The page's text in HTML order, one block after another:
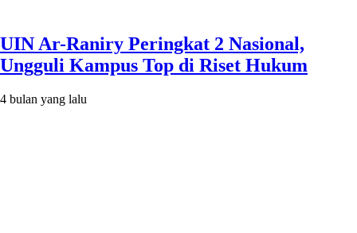
UIN Ar-Raniry Peringkat 2 Nasional,
Ungguli Kampus Top di Riset Hukum
4 bulan yang lalu